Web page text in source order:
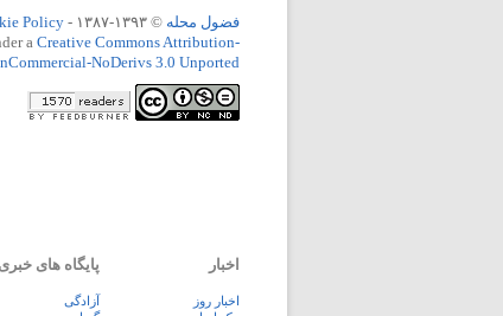
فضول محله © ۱۳۹۳-۱۳۸۷ -
Policy
a Creative Commons Attribution-
NoDerivs 3.0 Unported
اخبار
اخبار روز
پایگاه های خبری
آزادگی